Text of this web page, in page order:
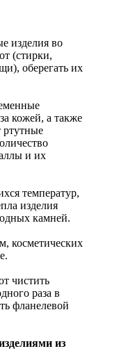
изделия во
(стирки,
оберегать их
кожей, а также
ртутные
и их
температур,
изделия
камней.
косметических
чистить
раза в
фланелевой
из